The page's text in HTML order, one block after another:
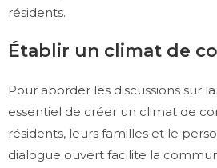
résidents.
Établir un climat de
Pour aborder les discussions sur
essentiel de créer un climat de
résidents, leurs familles et le
dialogue ouvert facilite la